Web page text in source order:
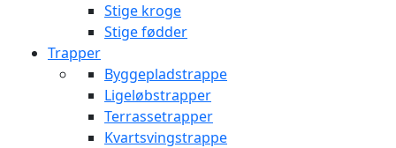
Stige kroge
Stige fødder
Trapper
Byggepladstrappe
Ligeløbstrapper
Terrassetrapper
Kvartsvingstrappe